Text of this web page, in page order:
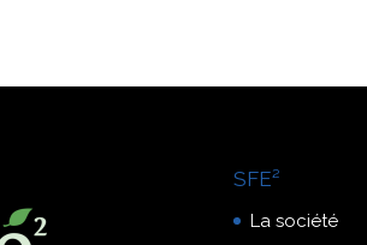
SFE²
La société